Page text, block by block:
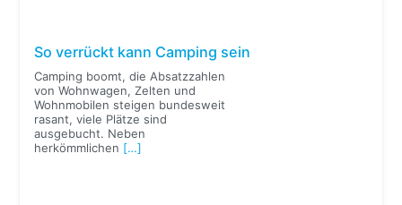
So verrückt kann Camping sein
Camping boomt, die Absatzzahlen
von Wohnwagen, Zelten und
Wohnmobilen steigen bundesweit
rasant, viele Plätze sind
ausgebucht. Neben
herkömmlichen […]